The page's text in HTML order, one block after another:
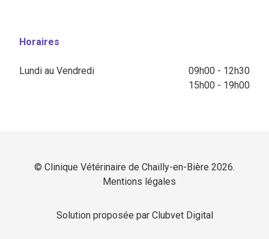
Horaires
Lundi au Vendredi
09h00 - 12h30
15h00 - 19h00
© Clinique Vétérinaire de Chailly-en-Bière 2026.
Mentions légales
Solution proposée par Clubvet Digital